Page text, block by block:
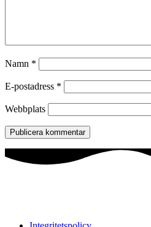
Namn *
E-postadress *
Webbplats